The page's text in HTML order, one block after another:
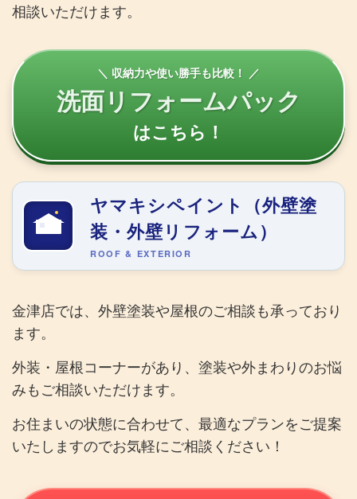
相談いただけます。
＼ 収納力や使い勝手も比較！ ／
洗面リフォームパック
はこちら！
ヤマキシペイント（外壁塗
装・外壁リフォーム）
ROOF & EXTERIOR
金津店では、外壁塗装や屋根のご相談も承っており
ます。
外装・屋根コーナーがあり、塗装や外まわりのお悩
みもご相談いただけます。
お住まいの状態に合わせて、最適なプランをご提案
いたしますのでお気軽にご相談ください！